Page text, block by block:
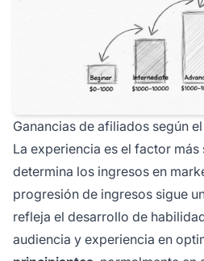
Ganancias de afiliados según
La experiencia es el factor
determina los ingresos en
progresión de ingresos sigue
refleja el desarrollo de
audiencia y experiencia en